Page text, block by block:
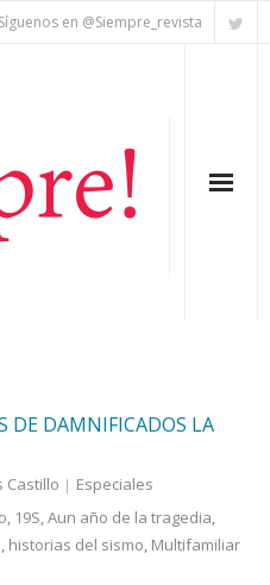
Síguenos en @Siempre_revista
DE DAMNIFICADOS LA
Castillo
Especiales
, 19S,Aun año de la tragedia,
, historias del sismo, Multifamiliar